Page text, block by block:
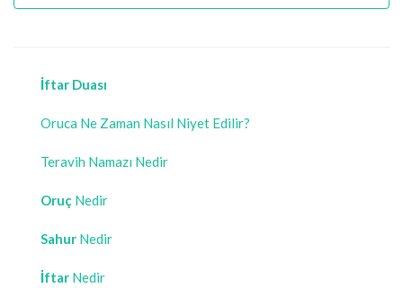
İftar Duası
Oruca Ne Zaman Nasıl Niyet Edilir?
Teravih Namazı Nedir
Oruç Nedir
Sahur Nedir
İftar Nedir